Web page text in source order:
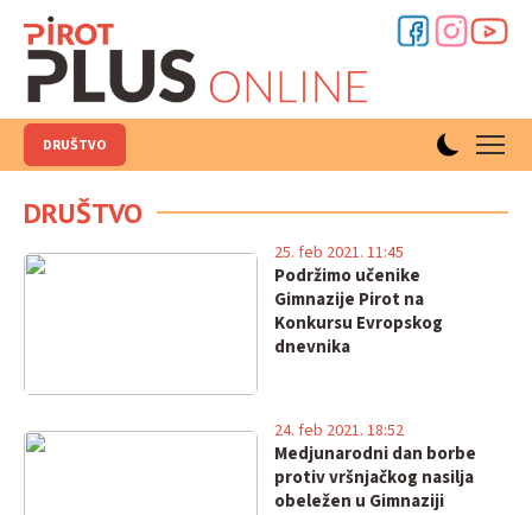
DRUŠTVO
DRUŠTVO
Podržimo učenike
Gimnazije Pirot na
Konkursu Evropskog
dnevnika
25. feb 2021. 11:45
Medjunarodni dan borbe
protiv vršnjačkog nasilja
obeležen u Gimnaziji
24. feb 2021. 18:52